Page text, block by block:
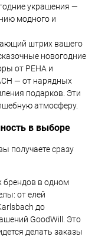
украшения —
модного и
штрих вашего
новогодние
от PEHA и
— от нарядных
подарков. Эти
атмосферу.
в выборе
получаете сразу
брендов в одном
от елей
до
GoodWill. Это
делать заказы